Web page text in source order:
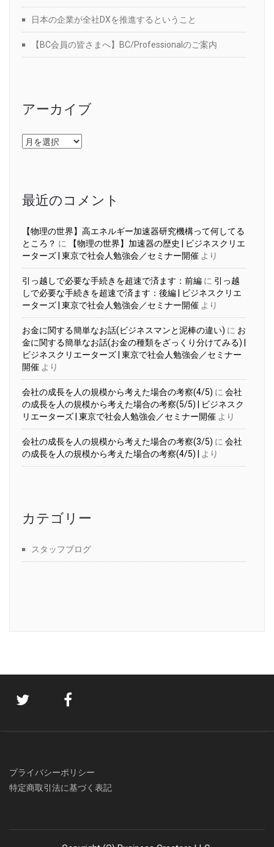
日本の企業が全社DXを推進するということ
【BC会員の皆さまへ】BC/Professionalのご案内
アーカイブ
ア
ー
最近のコメント
【物理の世界】高エネルギー加速器研究機構って何してる
ところ？ に
【物理の世界】加速器の歴史 | ビジネスクリエ
ーターズ | 東京で社会人勉強会／セミナー開催 より
引っ越しで必要な手続きを超速で済ます：前編 に 引っ越
しで必要な手続きを超速で済ます：後編 | ビジネスクリエ
ーターズ | 東京で社会人勉強会／セミナー開催 より
お金に関する簡単なお話(ビジネスマンと泥棒の違い) に お
金に関する簡単なお話(お金の種類をざっくり分けてみる) |
ビジネスクリエーターズ | 東京で社会人勉強会／セミナー
開催 より
会社の成長を人の規模から考えた場合の考察(4/5) に 会社
の成長を人の規模から考えた場合の考察(5/5) | ビジネスク
リエーターズ | 東京で社会人勉強会／セミナー開催 より
会社の成長を人の規模から考えた場合の考察(3/5) に 会社
の成長を人の規模から考えた場合の考察(4/5) |
より
カテゴリー
スタッフブログ
プライバシーポリシー
特定商取引法に基づく表記